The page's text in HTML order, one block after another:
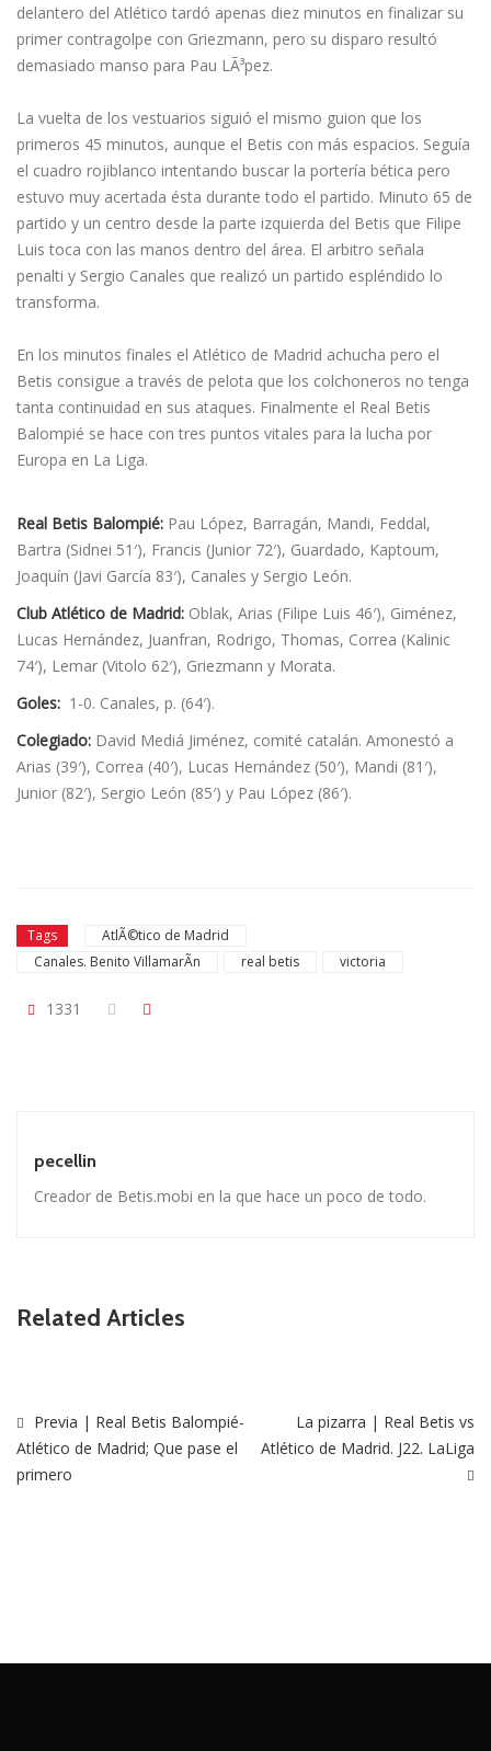
delantero del Atlético tardó apenas diez minutos en finalizar su
primer contragolpe con Griezmann, pero su disparo resultó
demasiado manso para Pau LÃ³pez.
La vuelta de los vestuarios siguió el mismo guion que los
primeros 45 minutos, aunque el Betis con más espacios. Seguí­a
el cuadro rojiblanco intentando buscar la porterí­a bética pero
estuvo muy acertada ésta durante todo el partido. Minuto 65 de
partido y un centro desde la parte izquierda del Betis que Filipe
Luis toca con las manos dentro del área. El arbitro señala
penalti y Sergio Canales que realizó un partido espléndido lo
transforma.
En los minutos finales el Atlético de Madrid achucha pero el
Betis consigue a través de pelota que los colchoneros no tenga
tanta continuidad en sus ataques. Finalmente el Real Betis
Balompié se hace con tres puntos vitales para la lucha por
Europa en La Liga.
Real Betis Balompié: Pau López, Barragán, Mandi, Feddal,
Bartra (Sidnei 51′), Francis (Junior 72′), Guardado, Kaptoum,
Joaquí­n (Javi Garcí­a 83′), Canales y Sergio León.
Club Atlético de Madrid: Oblak, Arias (Filipe Luis 46′), Giménez,
Lucas Hernández, Juanfran, Rodrigo, Thomas, Correa (Kalinic
74′), Lemar (Vitolo 62′), Griezmann y Morata.
Goles: 1-0. Canales, p. (64′).
Colegiado: David Mediá Jiménez, comité catalán. Amonestó a
Arias (39′), Correa (40′), Lucas Hernández (50′), Mandi (81′),
Junior (82′), Sergio León (85′) y Pau López (86′).
Tags
AtlÃ©tico de Madrid
Canales. Benito VillamarÃ­n
real betis victoria
1331
pecellin
Creador de Betis.mobi en la que hace un poco de todo.
Related Articles
Previa | Real Betis Balompié-
Atlético de Madrid; Que pase el
primero
La pizarra | Real Betis vs
Atlético de Madrid. J22. LaLiga